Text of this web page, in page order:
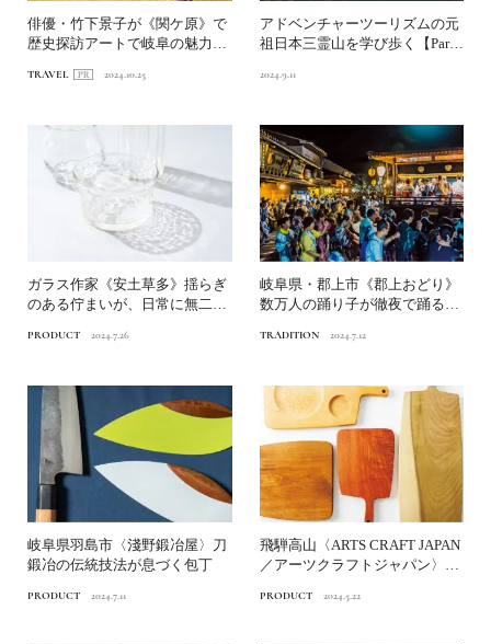
俳優・竹下景子が《関ケ原》で
歴史探訪アートで岐阜の魅力を
TRAVEL 2024.10.25
アドベンチャーツーリズムの元
祖日本三霊山を学び歩く【Part
2024.9.11
ガラス作家《安土草多》揺らぎ
のある佇まいが、日常に無二の
PRODUCT 2024.7.26
岐阜県・郡上市《郡上おどり》
数万人の踊り子が徹夜で踊る、
TRADITION 2024.7.12
岐阜県羽島市〈淺野鍛冶屋〉刀
鍛冶の伝統技法が息づく包丁
PRODUCT 2024.7.11
飛騨高山〈ARTS CRAFT JAPAN
／アーツクラフトジャパン〉経
PRODUCT 2024.5.22